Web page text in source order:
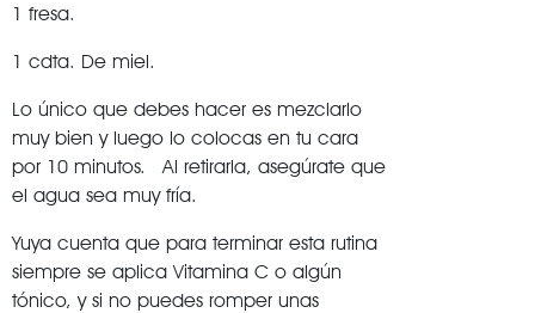
1 fresa.
1 cdta. De miel.
Lo único que debes hacer es mezclarlo
muy bien y luego lo colocas en tu cara
por 10 minutos. Al retirarla, asegúrate que
el agua sea muy fría.
Yuya cuenta que para terminar esta rutina
siempre se aplica Vitamina C o algún
tónico, y si no puedes romper unas